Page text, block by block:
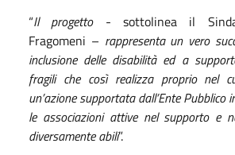
“Il progetto- sottolinea il
Fragomeni – rappresenta un vero
inclusione delle disabilità ed a
fragili che così realizza proprio nel
un’azione supportata dall’Ente Pubblico
le associazioni attive nel supporto e
diversamente abili”.